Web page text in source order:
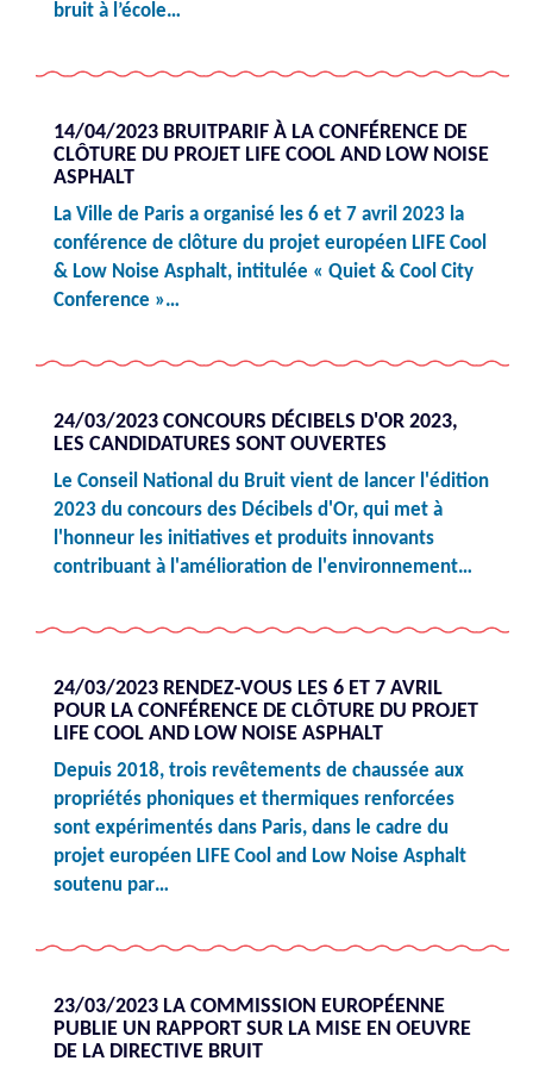
bruit à l’école…
14/04/2023 BRUITPARIF À LA CONFÉRENCE DE
CLÔTURE DU PROJET LIFE COOL AND LOW NOISE
ASPHALT
La Ville de Paris a organisé les 6 et 7 avril 2023 la
conférence de clôture du projet européen LIFE Cool
& Low Noise Asphalt, intitulée « Quiet & Cool City
Conference »…
24/03/2023 CONCOURS DÉCIBELS D'OR 2023,
LES CANDIDATURES SONT OUVERTES
Le Conseil National du Bruit vient de lancer l'édition
2023 du concours des Décibels d'Or, qui met à
l'honneur les initiatives et produits innovants
contribuant à l'amélioration de l'environnement…
24/03/2023 RENDEZ-VOUS LES 6 ET 7 AVRIL
POUR LA CONFÉRENCE DE CLÔTURE DU PROJET
LIFE COOL AND LOW NOISE ASPHALT
Depuis 2018, trois revêtements de chaussée aux
propriétés phoniques et thermiques renforcées
sont expérimentés dans Paris, dans le cadre du
projet européen LIFE Cool and Low Noise Asphalt
soutenu par…
23/03/2023 LA COMMISSION EUROPÉENNE
PUBLIE UN RAPPORT SUR LA MISE EN OEUVRE
DE LA DIRECTIVE BRUIT